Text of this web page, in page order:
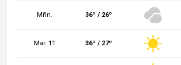
Mñn. 36º / 26º
Mar. 11 36º / 27º